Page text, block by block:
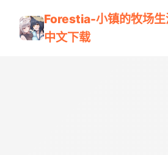
Forestia-小镇的牧场
中文下载